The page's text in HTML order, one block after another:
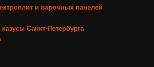
и варочных панелей
Санкт-Петербурга